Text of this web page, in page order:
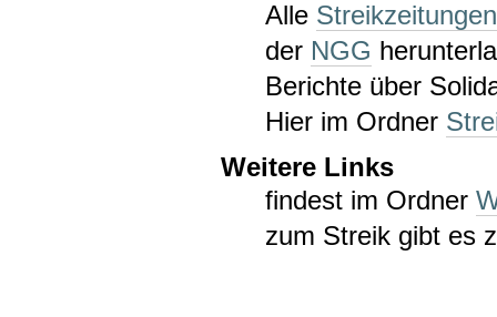
Alle Streikzeitungen
der NGG
Berichte über
Hier im Ordner
Weitere Links
findest im Ordner
zum Streik gibt es